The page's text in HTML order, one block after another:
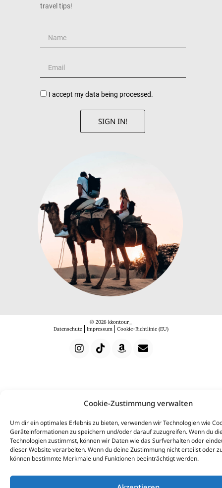
Cookie-Zustimmung verwalten
Um dir ein optimales Erlebnis zu bieten, verwenden wir Technologien wie
Geräteinformationen zu speichern und/oder darauf zuzugreifen. Wenn du
Technologien zustimmst, können wir Daten wie das Surfverhalten oder
dieser Website verarbeiten. Wenn du deine Zustimmung nicht erteilst oder
können bestimmte Merkmale und Funktionen beeinträchtigt werden.
travel tips!
I accept my data being processed.
SIGN IN!
© 2026 kkontour_
Datenschutz
Impressum Cookie-Richtlinie (EU)